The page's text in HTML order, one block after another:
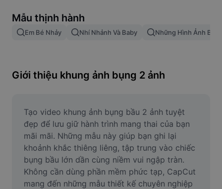
Gộp hình ảnh
Điều chỉnh kích thước hình ảnh
Công cụ tạo meme
AI Text Remover
AI People Remover
AI Inpainting
Mẫu thịnh hành
Em Bé Nhảy Nhí Nhảnh Và Baby Những Hình Ảnh Baby
Giới thiệu khung ảnh bụng 2 ảnh
Tạo video khung ảnh bụng bầu 2 ảnh tuyệt
đẹp để lưu giữ hành trình mang thai của bạn
mãi mãi. Những mẫu này giúp bạn ghi lại
khoảnh khắc thiêng liêng, tập trung vào chiếc
bụng bầu lớn dần cùng niềm vui ngập tràn.
Không cần dùng phần mềm phức tạp, CapCut
mang đến những mẫu thiết kế chuyên nghiệp